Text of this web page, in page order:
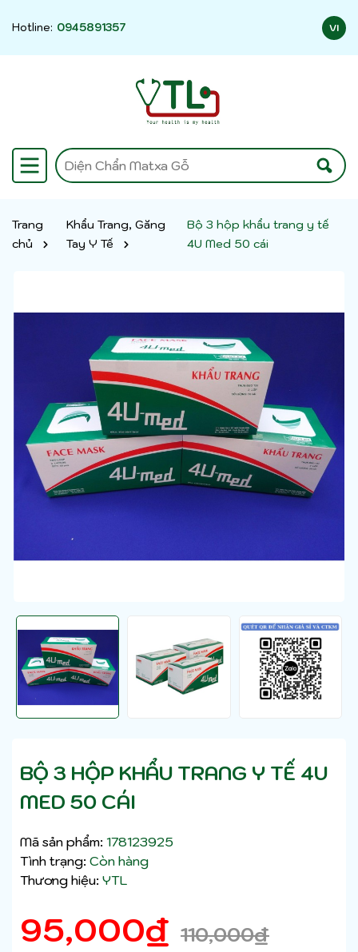
Hotline: 0945891357 VI
Trang
chủ
Khẩu Trang, Găng
Tay Y Tế
Bộ 3 hộp khẩu trang y tế
4U Med 50 cái
BỘ 3 HỘP KHẨU TRANG Y TẾ 4U
MED 50 CÁI
Mã sản phẩm: 178123925
Tình trạng: Còn hàng
Thương hiệu: YTL
95,000₫ 110,000₫